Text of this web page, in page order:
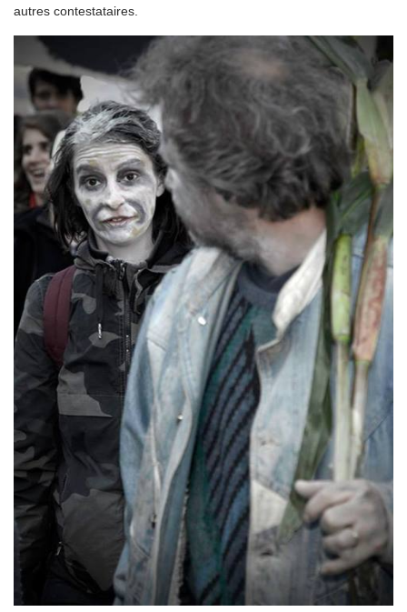
autres contestataires.